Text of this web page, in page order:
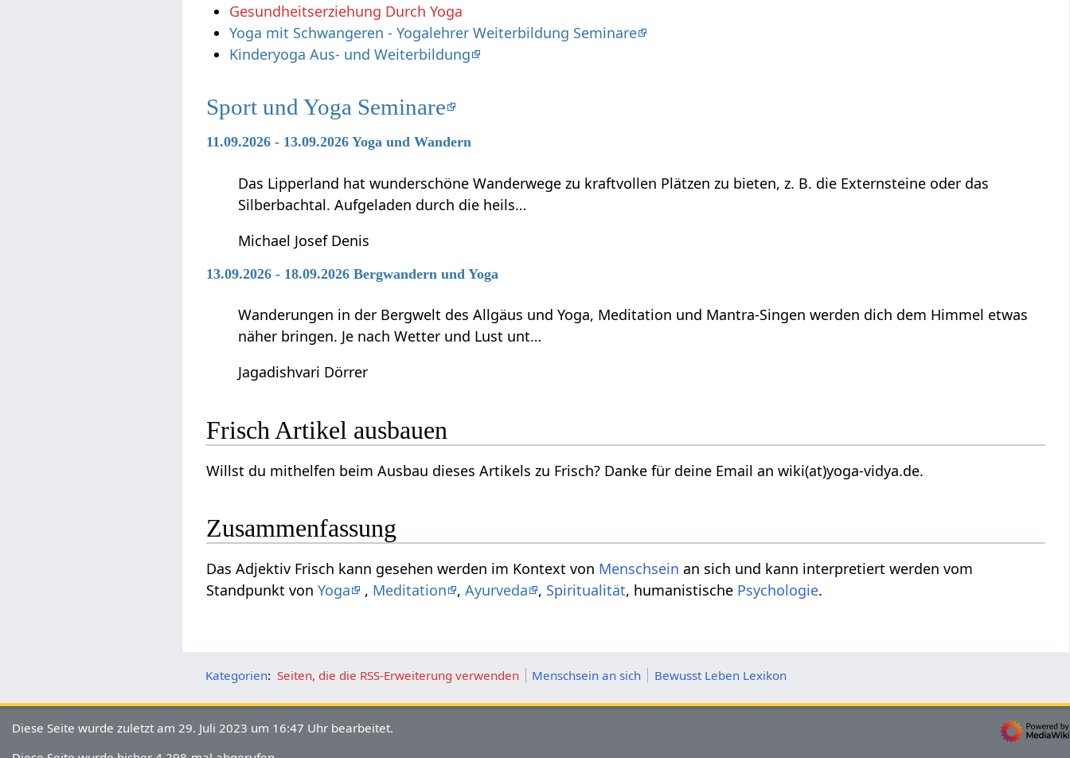
Gesundheitserziehung Durch Yoga
Yoga mit Schwangeren - Yogalehrer Weiterbildung Seminare
Kinderyoga Aus- und Weiterbildung
Sport und Yoga Seminare
11.09.2026 - 13.09.2026 Yoga und Wandern
Das Lipperland hat wunderschöne Wanderwege zu kraftvollen Plätzen zu bieten, z. B. die Externsteine oder das
Silberbachtal. Aufgeladen durch die heils…
Michael Josef Denis
13.09.2026 - 18.09.2026 Bergwandern und Yoga
Wanderungen in der Bergwelt des Allgäus und Yoga, Meditation und Mantra-Singen werden dich dem Himmel etwas
näher bringen. Je nach Wetter und Lust unt…
Jagadishvari Dörrer
Frisch‏‎ Artikel ausbauen
Willst du mithelfen beim Ausbau dieses Artikels zu Frisch‏‎? Danke für deine Email an wiki(at)yoga-vidya.de.
Zusammenfassung
Das Adjektiv Frisch‏‎ kann gesehen werden im Kontext von Menschsein an sich und kann interpretiert werden vom
Standpunkt vonYoga , Meditation ,Ayurveda , Spiritualität, humanistische Psychologie.
Kategorien: Seiten, die die RSS-Erweiterung verwenden Menschsein an sich Bewusst Leben Lexikon
Diese Seite wurde zuletzt am 29. Juli 2023 um 16:47 Uhr bearbeitet.